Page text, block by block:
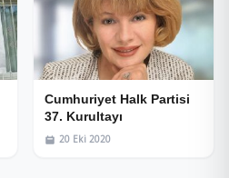
Cumhuriyet Halk Partisi
37. Kurultayı
20 Eki 2020